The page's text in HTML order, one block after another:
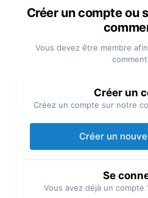
Créer un compte ou
Vous devez être membre
Créer un
Créez un compte sur notre
Créer un
Se
Vous avez déjà un